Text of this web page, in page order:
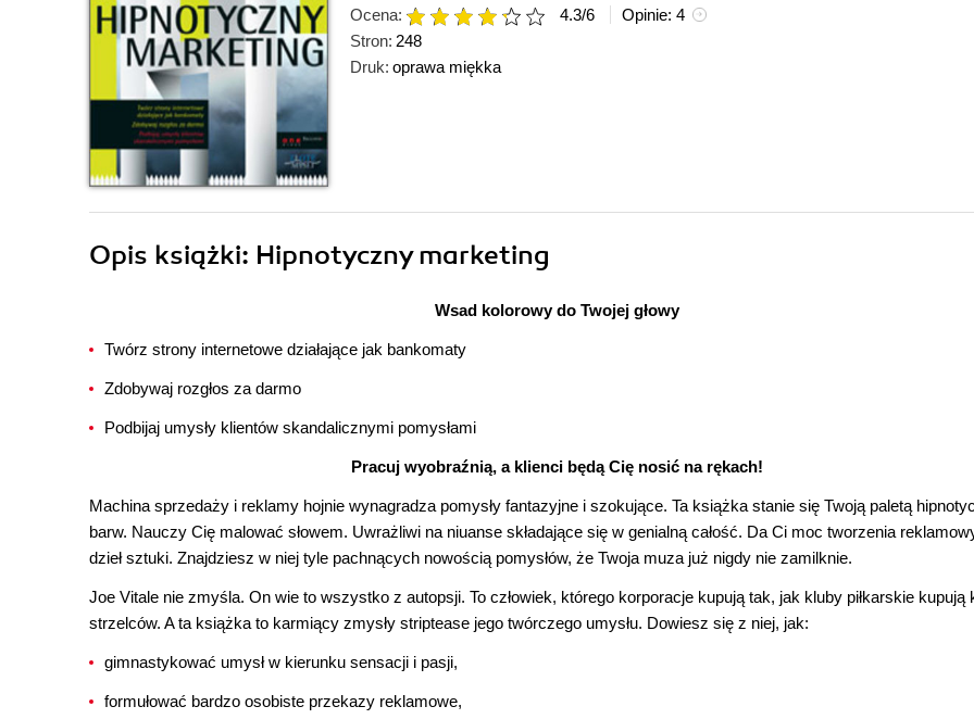
Ocena:
4.3/6 Opinie: 4
Stron: 248
Druk: oprawa miękka
Opis książki: Hipnotyczny marketing
Wsad kolorowy do Twojej głowy
Twórz strony internetowe działające jak bankomaty
Zdobywaj rozgłos za darmo
Podbijaj umysły klientów skandalicznymi pomysłami
Pracuj wyobraźnią, a klienci będą Cię nosić na rękach!
Machina sprzedaży i reklamy hojnie wynagradza pomysły fantazyjne i szokujące. Ta książka stanie się Twoją paletą
barw. Nauczy Cię malować słowem. Uwrażliwi na niuanse składające się w genialną całość. Da Ci moc tworzenia
dzieł sztuki. Znajdziesz w niej tyle pachnących nowością pomysłów, że Twoja muza już nigdy nie zamilknie.
Joe Vitale nie zmyśla. On wie to wszystko z autopsji. To człowiek, którego korporacje kupują tak, jak kluby piłkarskie kupują
strzelców. A ta książka to karmiący zmysły striptease jego twórczego umysłu. Dowiesz się z niej, jak:
gimnastykować umysł w kierunku sensacji i pasji,
formułować bardzo osobiste przekazy reklamowe,